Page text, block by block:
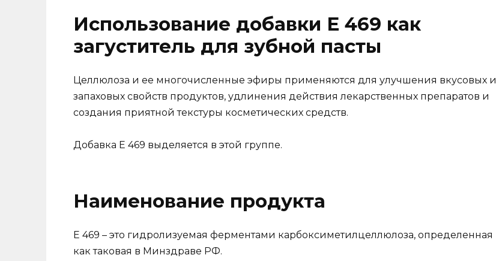
Использование добавки Е 469 как
загуститель для зубной пасты
Целлюлоза и ее многочисленные эфиры применяются для улучшения вкусовых и
запаховых свойств продуктов, удлинения действия лекарственных препаратов и
создания приятной текстуры косметических средств.
Добавка Е 469 выделяется в этой группе.
Наименование продукта
E 469 – это гидролизуемая ферментами карбоксиметилцеллюлоза, определенная
как таковая в Минздраве РФ.